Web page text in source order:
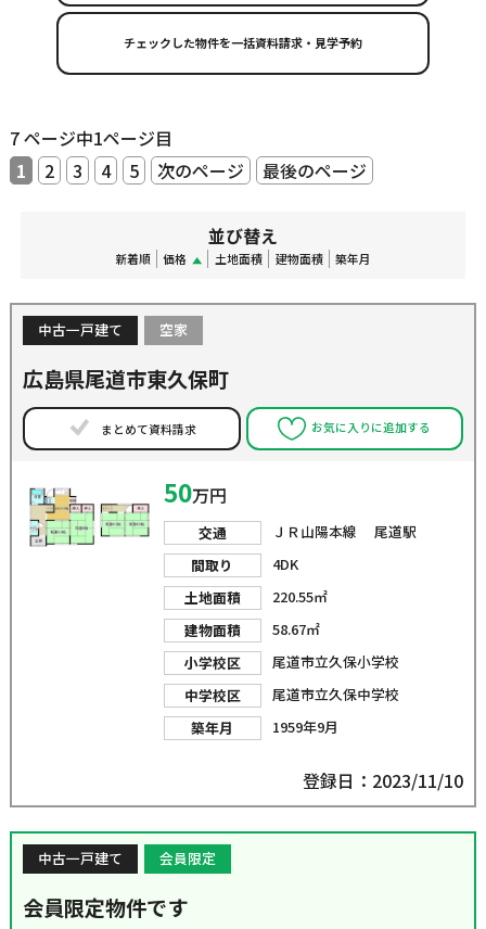
7 ページ中1ページ目
1
2 3 4 5 次のページ 最後のページ
並び替え
新着順 価格 土地面積 建物面積 築年月
中古一戸建て 空家
広島県尾道市東久保町
まとめて資料請求 お気に入りに追加する
50万円
交通
ＪＲ山陽本線 尾道駅
間取り
4DK
土地面積
220.55㎡
建物面積
58.67㎡
小学校区
尾道市立久保小学校
中学校区
尾道市立久保中学校
築年月
1959年9月
登録日：2023/11/10
中古一戸建て 会員限定
会員限定物件です